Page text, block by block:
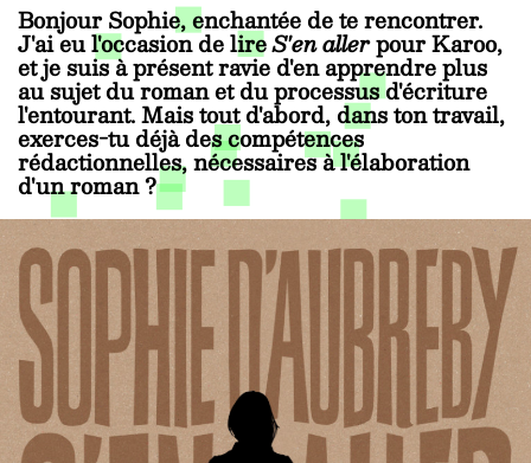
Bonjour Sophie, enchantée de te rencontrer.
J'ai eu l'occasion de lireS'en allerpour Karoo,
et je suis à présent ravie d'en apprendre plus
au sujet du roman et du processus d'écriture
l'entourant. Mais tout d'abord, dans ton travail,
exerces-tu déjà des compétences
rédactionnelles, nécessaires à l'élaboration
d'un roman ?